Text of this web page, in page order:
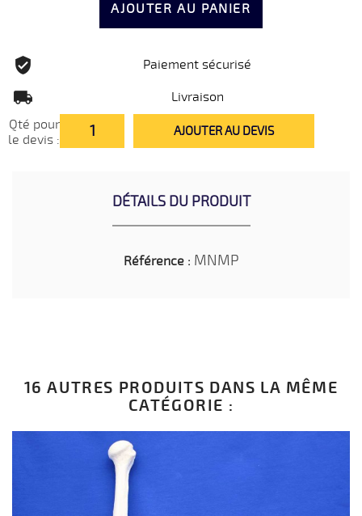
AJOUTER AU PANIER
Paiement sécurisé
Livraison
Qté pour
le devis :
AJOUTER AU DEVIS
DÉTAILS DU PRODUIT
Référence : MNMP
16 AUTRES PRODUITS DANS LA MÊME
CATÉGORIE :